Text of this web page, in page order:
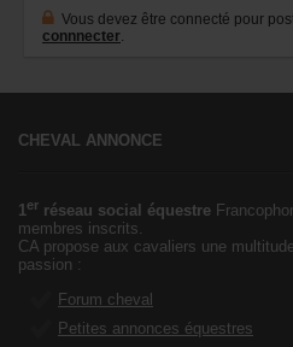
Vous devez être connecté pour
connnecter.
CHEVAL ANNONCE
1er réseau social équestre
membres inscrits.
CA propose aux cavaliers une
passion :
Forum cheval
Petites annonces équestres